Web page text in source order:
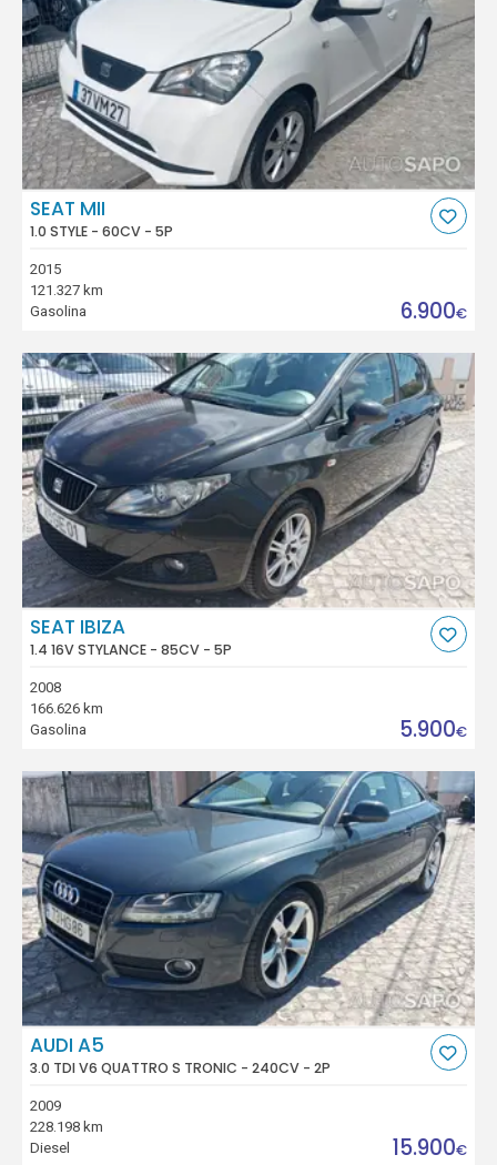
SEAT MII
1.0 STYLE - 60CV - 5P
2015
121.327 km
Gasolina
6.900€
SEAT IBIZA
1.4 16V STYLANCE - 85CV - 5P
2008
166.626 km
Gasolina
5.900€
AUDI A5
3.0 TDI V6 QUATTRO S TRONIC - 240CV - 2P
2009
228.198 km
Diesel
15.900€